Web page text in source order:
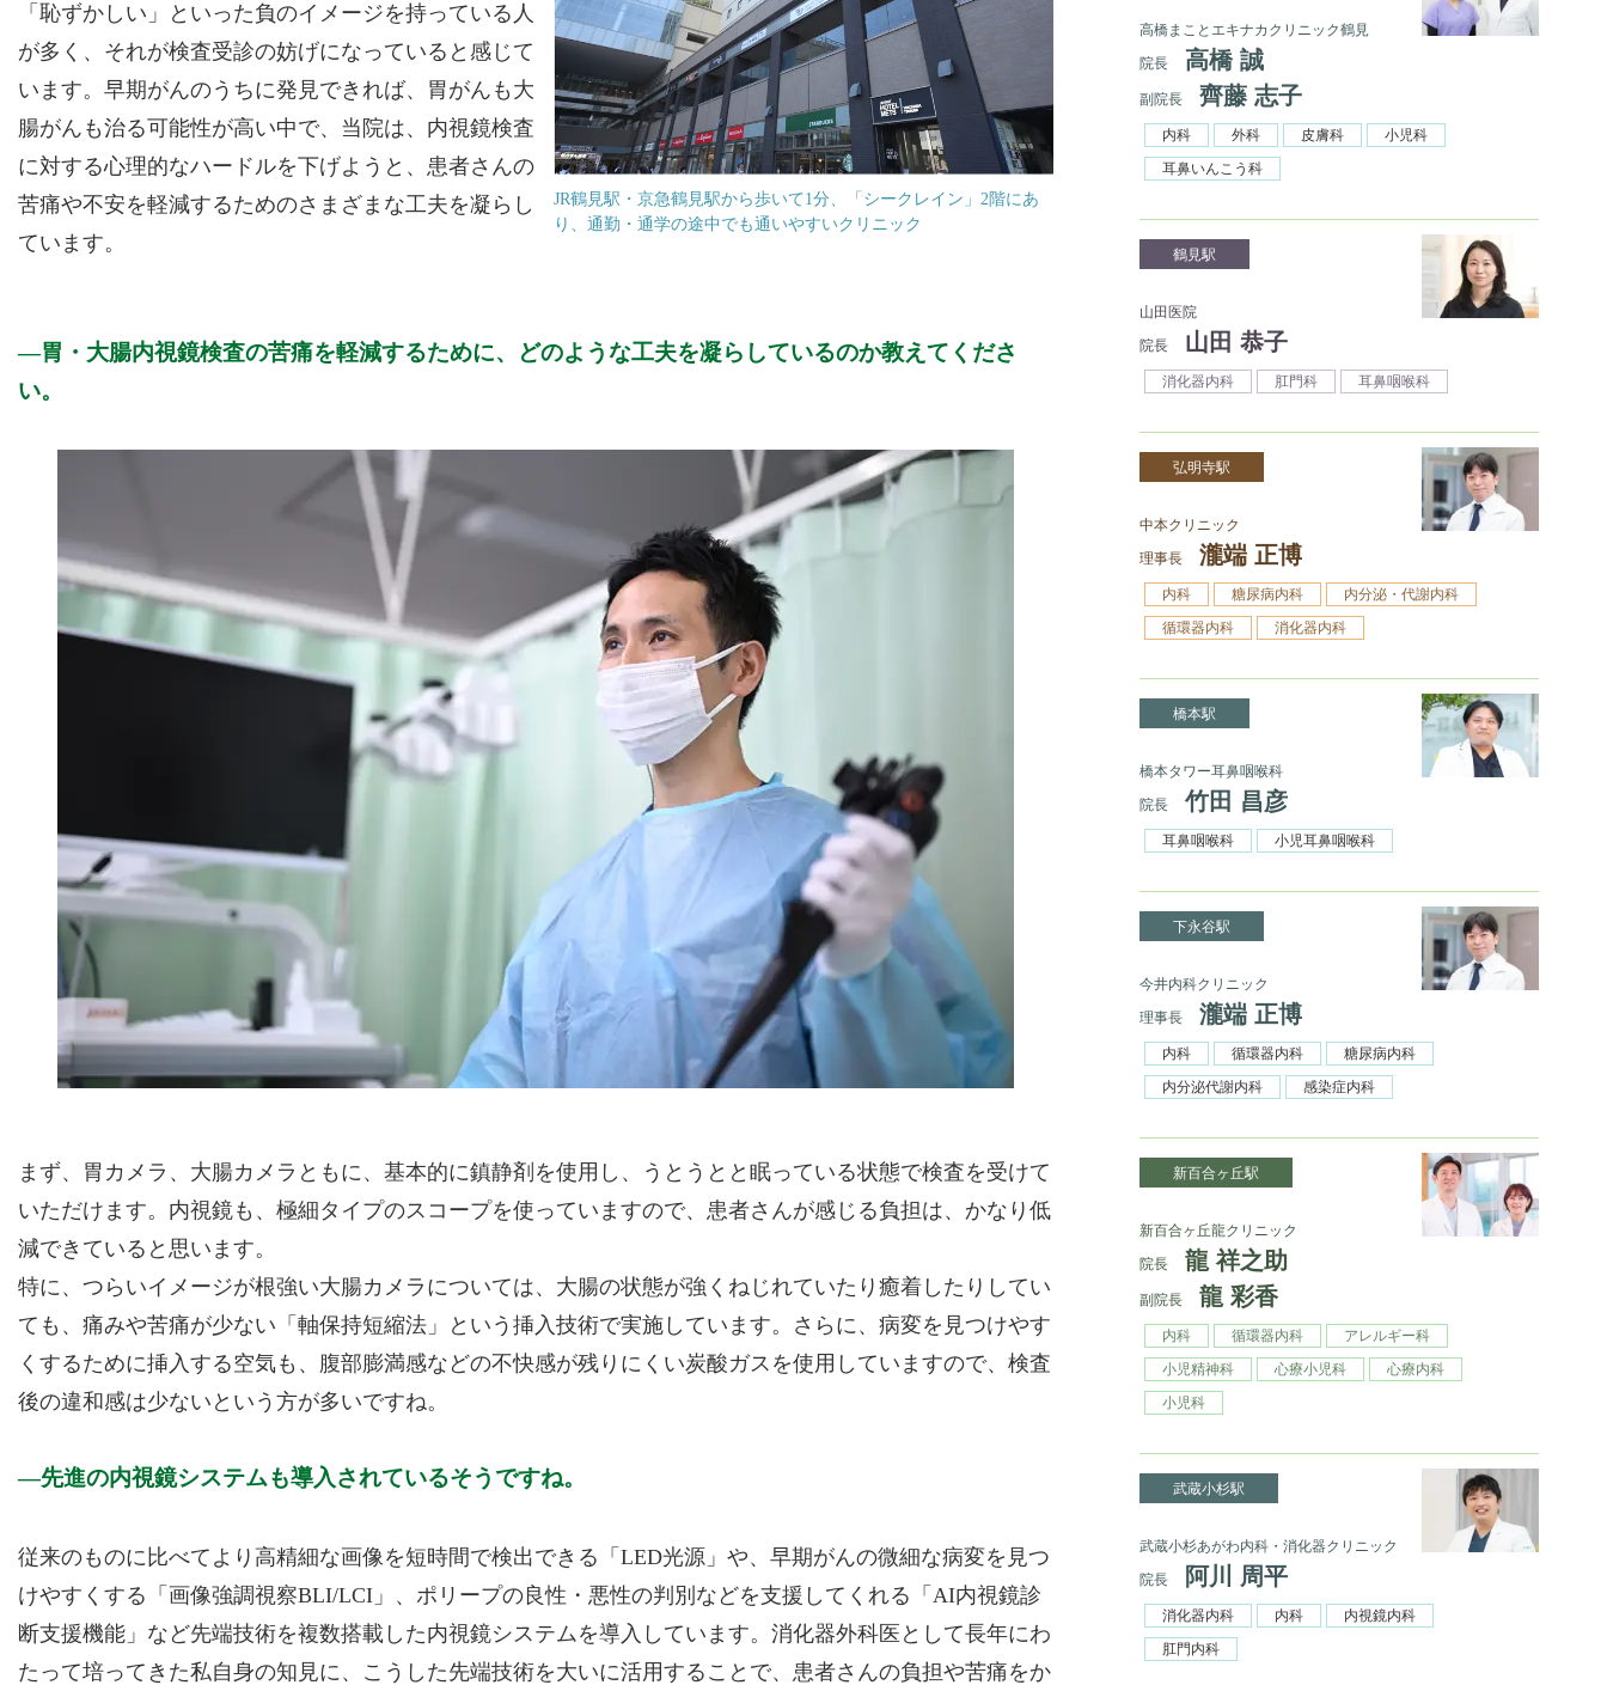
JR鶴見駅・京急鶴見駅から歩いて1分、「シークレイン」2階にあ
り、通勤・通学の途中でも通いやすいクリニック
「恥ずかしい」といった負のイメージを持っている人
が多く、それが検査受診の妨げになっていると感じて
います。早期がんのうちに発見できれば、胃がんも大
腸がんも治る可能性が高い中で、当院は、内視鏡検査
に対する心理的なハードルを下げようと、患者さんの
苦痛や不安を軽減するためのさまざまな工夫を凝らし
ています。
胃・大腸内視鏡検査の苦痛を軽減するために、どのような工夫を凝らしているのか教えてくださ
い。
まず、胃カメラ、大腸カメラともに、基本的に鎮静剤を使用し、うとうとと眠っている状態で検査を受けて
いただけます。内視鏡も、極細タイプのスコープを使っていますので、患者さんが感じる負担は、かなり低
減できていると思います。
特に、つらいイメージが根強い大腸カメラについては、大腸の状態が強くねじれていたり癒着したりしてい
ても、痛みや苦痛が少ない「軸保持短縮法」という挿入技術で実施しています。さらに、病変を見つけやす
くするために挿入する空気も、腹部膨満感などの不快感が残りにくい炭酸ガスを使用していますので、検査
後の違和感は少ないという方が多いですね。
先進の内視鏡システムも導入されているそうですね。
従来のものに比べてより高精細な画像を短時間で検出できる「LED光源」や、早期がんの微細な病変を見つ
けやすくする「画像強調視察BLI/LCI」、ポリープの良性・悪性の判別などを支援してくれる「AI内視鏡診
断支援機能」など先端技術を複数搭載した内視鏡システムを導入しています。消化器外科医として長年にわ
たって培ってきた私自身の知見に、こうした先端技術を大いに活用することで、患者さんの負担や苦痛をか
高橋まことエキナカクリニック鶴見
院長
高橋 誠
副院長 齊藤 志子
内科 外科 皮膚科
小児科
耳鼻いんこう科
鶴見駅
山田医院
院長
山田 恭子
消化器内科 肛門科 耳鼻咽喉科
弘明寺駅
中本クリニック
理事長
瀧端 正博
内科 糖尿病内科
内分泌・代謝内科
循環器内科
消化器内科
橋本駅
橋本タワー耳鼻咽喉科
院長
竹田 昌彦
耳鼻咽喉科 小児耳鼻咽喉科
下永谷駅
今井内科クリニック
理事長
瀧端 正博
内科 循環器内科
糖尿病内科
内分泌代謝内科
感染症内科
新百合ヶ丘駅
新百合ヶ丘龍クリニック
院長
龍 祥之助
副院長 龍 彩香
内科 循環器内科
アレルギー科
小児精神科
心療小児科
心療内科
小児科
武蔵小杉駅
武蔵小杉あがわ内科・消化器クリニック
院長
阿川 周平
消化器内科 内科
内視鏡内科
肛門内科